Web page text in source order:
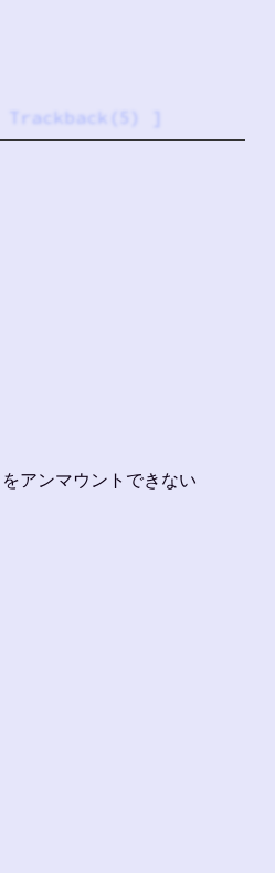
Trackback(5)
アンマウントできない